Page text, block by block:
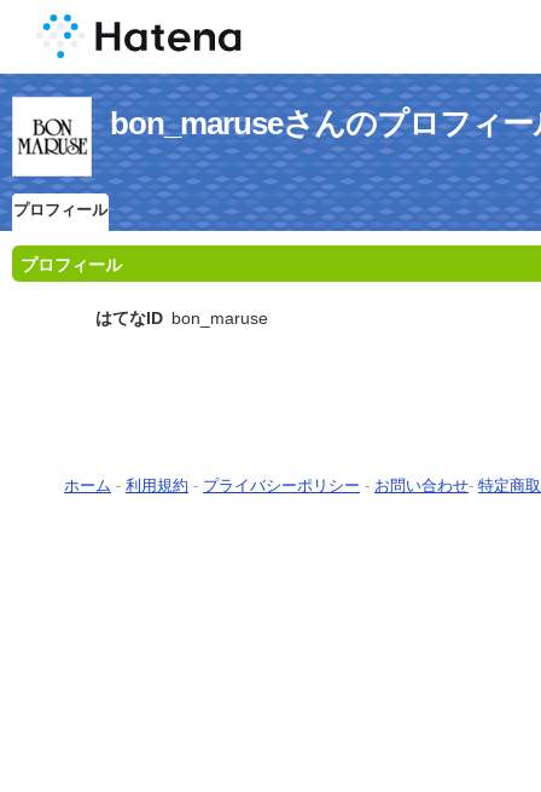
bon_maruseさんのプロフィー
プロフィール
プロフィール
はてなID bon_maruse
ホーム - 利用規約 - プライバシーポリシー - お問い合わせ- 特定商